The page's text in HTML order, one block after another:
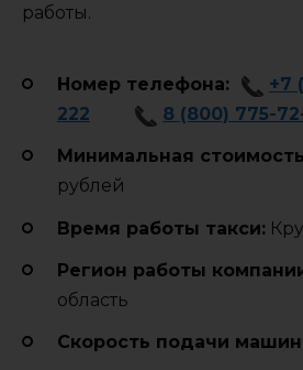
работы.
Номер телефона:
+7
222
8 (800) 775-
Минимальная стоимость
рублей
Время работы такси:
Регион работы
область
Cкорость подачи